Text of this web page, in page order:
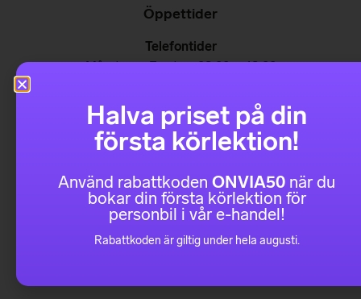
Öppettider
Telefontider
Måndag – Fredag: 08:00 – 18:00
Mån, Tis, Tors: 09:30 – 17:15
Fredagar: 09:30 – 13:15
Populära sidor
För föräldrar
Köp och avtalsvillkor
Halva priset på din
första körlektion!
Använd rabattkoden ONVIA50 när du
bokar din första körlektion för
personbil i vår e-handel!
Rabattkoden är giltig under hela augusti.